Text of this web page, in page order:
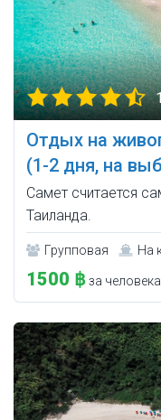
Отдых на
(1-2 дня, на
Самет считается
Таиланда.
Групповая На
1500 ฿за человека